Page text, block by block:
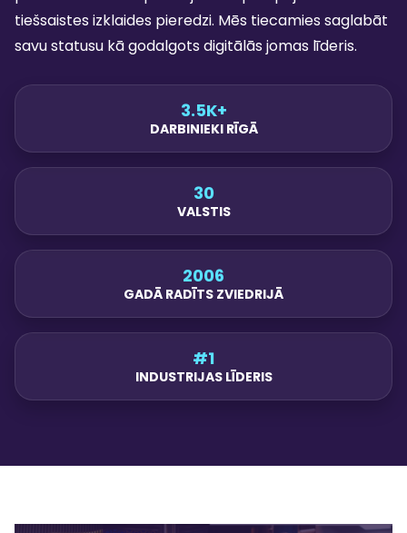
tiešsaistes izklaides pieredzi. Mēs tiecamies saglabāt
savu statusu kā godalgots digitālās jomas līderis.
3.5K+
DARBINIEKI RĪGĀ
30
VALSTIS
2006
GADĀ RADĪTS ZVIEDRIJĀ
#1
INDUSTRIJAS LĪDERIS